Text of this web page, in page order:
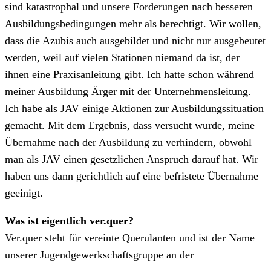
sind katastrophal und unsere Forderungen nach besseren
Ausbildungsbedingungen mehr als berechtigt. Wir wollen,
dass die Azubis auch ausgebildet und nicht nur ausgebeutet
werden, weil auf vielen Stationen niemand da ist, der
ihnen eine Praxisanleitung gibt. Ich hatte schon während
meiner Ausbildung Ärger mit der Unternehmensleitung.
Ich habe als JAV einige Aktionen zur Ausbildungssituation
gemacht. Mit dem Ergebnis, dass versucht wurde, meine
Übernahme nach der Ausbildung zu verhindern, obwohl
man als JAV einen gesetzlichen Anspruch darauf hat. Wir
haben uns dann gerichtlich auf eine befristete Übernahme
geeinigt.
Was ist eigentlich ver.quer?
Ver.quer steht für vereinte Querulanten und ist der Name
unserer Jugendgewerkschaftsgruppe an der